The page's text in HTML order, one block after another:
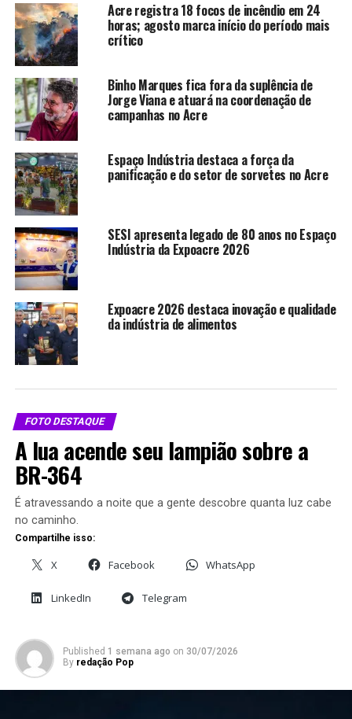
Imersão na Floresta
Amazônica: Compradores
globais exploram práticas
sustentáveis e cultura local
Em "Política"
RELATED TOPICS:
UP NEXT
O Tempo Suspenso nas Águas do Envira
DON'T MISS
É carnaval – Rio Branco, fotos de Sérgio Vale
Acre registra 18 focos de incêndio em 24
horas; agosto marca início do período mais
crítico
Binho Marques fica fora da suplência de
Jorge Viana e atuará na coordenação de
campanhas no Acre
Espaço Indústria destaca a força da
panificação e do setor de sorvetes no Acre
SESI apresenta legado de 80 anos no Espaço
Indústria da Expoacre 2026
Expoacre 2026 destaca inovação e qualidade
da indústria de alimentos
FOTO DESTAQUE
A lua acende seu lampião sobre a
BR-364
É atravessando a noite que a gente descobre quanta luz cabe
no caminho.
Compartilhe isso:
X Facebook WhatsApp
LinkedIn Telegram
Published 1 semana ago on 30/07/2026
By redação Pop